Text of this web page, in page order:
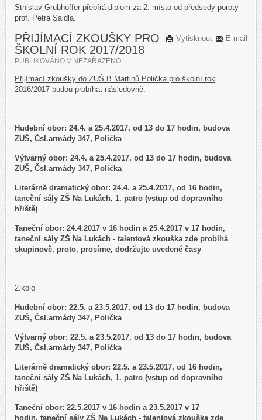
Stnislav Grubhoffer přebírá diplom za 2. místo od předsedy poroty
prof. Petra Saidla.
E-mail
Vytisknout
PŘIJÍMACÍ ZKOUŠKY PRO
ŠKOLNÍ ROK 2017/2018
PUBLIKOVÁNO V NEZAŘAZENO
Přijímací zkoušky do ZUŠ B.Martinů Polička pro školní rok
2016/2017 budou probíhat následovně:
Hudební obor: 24.4. a 25.4.2017, od 13 do 17 hodin, budova
ZUŠ, Čsl.armády 347, Polička
Výtvarný obor: 24.4. a 25.4.2017, od 13 do 17 hodin, budova
ZUŠ, Čsl.armády 347, Polička
Literárně dramatický obor: 24.4. a 25.4.2017, od 16 hodin,
taneční sály ZŠ Na Lukách, 1. patro (vstup od dopravního
hřiště)
Taneční obor: 24.4.2017 v 16 hodin a 25.4.2017 v 17 hodin,
taneční sály ZŠ Na Lukách - talentová zkouška zde probíhá
skupinově, proto, prosíme, dodržujte uvedené časy
2.kolo
Hudební obor: 22.5. a 23.5.2017, od 13 do 17 hodin, budova
ZUŠ, Čsl.armády 347, Polička
Výtvarný obor: 22.5. a 23.5.2017, od 13 do 17 hodin, budova
ZUŠ, Čsl.armády 347, Polička
Literárně dramatický obor: 22.5. a 23.5.2017, od 16 hodin,
taneční sály ZŠ Na Lukách, 1. patro (vstup od dopravního
hřiště)
Taneční obor: 22.5.2017 v 16 hodin a 23.5.2017 v 17
hodin, taneční sály ZŠ Na Lukách - talentová zkouška zde